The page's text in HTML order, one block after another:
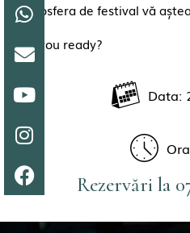
Atmosfera de festival vă
Are you ready?
Data:
Rezervări la